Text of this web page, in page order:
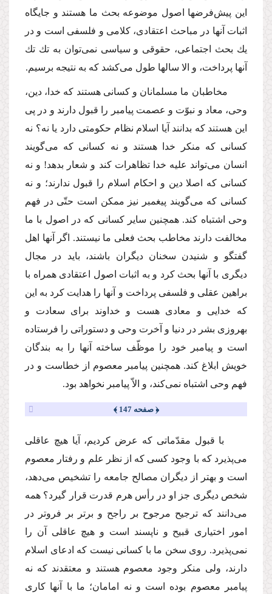
این پیش‌فرضها اصول موضوعه بحث ما هستند و جایگاه
اثبات آنها در مباحث اعتقادى، كلامى و فلسفى است و در
یك بحث اجتماعى، حقوقى و سیاسى نمى‌توان به تك تك
آنها پرداخت، و الا سالها طول مى‌كشد كه به نتیجه برسیم.
مخاطبان ما مسلمانان و كسانى هستند كه خدا، دین،
وحى، معاد و نبوّت و عصمت پیامبر را قبول دارند و در پى
این هستند كه بدانند آیا اسلام نظام حكومتى دارد یا نه؟ نه
كسانى كه منكر خدا هستند و نه كسانى كه مى‌گویند
انسان مى‌تواند علیه خدا تظاهرات كند و شعار بدهد! و نه
كسانى كه اصلا دین و احكام اسلام را قبول ندارند؛ و نه
كسانى كه مى‌گویند پیغمبر نیز ممكن است حتّى در فهم
وحى اشتباه كند. همچنین سایر كسانى كه در اصول با ما
مخالفت دارند مخاطب بحث فعلى ما نیستند. اگر آنها اهل
گفتگو و شنیدن سخنان دیگران باشند، باید در مجال
دیگرى با آنها بحث كرد و به اثبات اصول اعتقادى همراه با
براهین عقلى و فلسفى پرداخت و آنها را هدایت كرد به این
كه خدایى و معادى هست و خداوند براى سعادت و
بهروزى بشر در دنیا و آخرت وحى و دستوراتى را فرستاده
است و پیامبر خود را موظّف ساخته آنها را به بندگان
خویش ابلاغ كند. همچنین پیامبر معصوم از خطاست و در
فهم وحى اشتباه نمى‌كند، و الاّ پیامبر نخواهد بود.
﴿ صفحه 147 ﴾
با قبول مقدّماتى كه عرض كردیم، آیا هیچ عاقلى
مى‌پذیرد كه با وجود كسى كه از نظر علم و رفتار معصوم
است و بهتر از دیگران مصالح جامعه را تشخیص مى‌دهد،
شخص دیگرى جز او در رأس هرم قدرت قرار گیرد؟ همه
مى‌دانند كه ترجیح مرجوح بر راجح و برتر بر فروتر در
امور اختیارى قبیح و ناپسند است و هیچ عاقلى آن را
نمى‌پذیرد. روى سخن ما با كسانى نیست كه ادعاى اسلام
دارند، ولى منكر وجود معصوم هستند و معتقدند كه نه
پیامبر معصوم بوده است و نه امامان؛ ما با آنها كارى